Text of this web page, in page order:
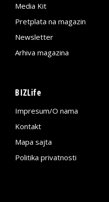
Media Kit
Pretplata na magazin
Newsletter
Arhiva magazina
BIZLife
Impresum/O nama
Kontakt
Mapa sajta
Politika privatnosti